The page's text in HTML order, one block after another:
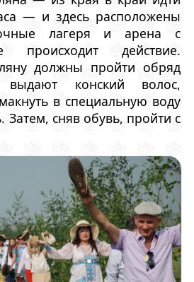
— и здесь расположены
лагеря и арена с
происходит действие.
должны пройти обряд
конский волос,
в специальную воду
Затем, сняв обувь, пройти с